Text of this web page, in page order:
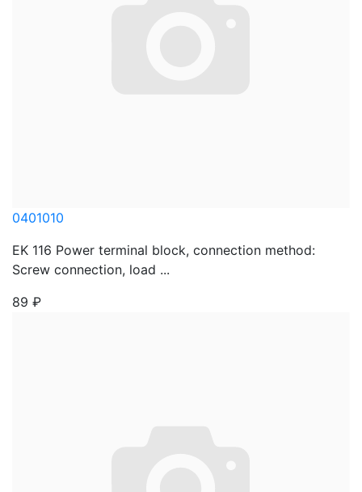
0401010
EK 116 Power terminal block, connection method:
Screw connection, load ...
89 ₽